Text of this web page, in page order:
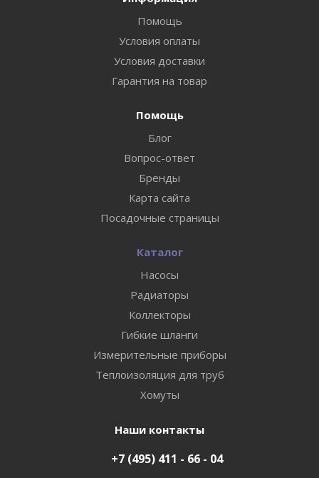
Помощь
Условия оплаты
Условия доставки
Гарантия на товар
Помощь
Блог
Вопрос-ответ
Бренды
Карта сайта
Посадочные страницы
Каталог
Насосы
Радиаторы
Коллекторы
Гибкие шланги
Измерительные приборы
Теплоизоляция для труб
Хомуты
Наши контакты
+7 (495) 411 - 66 - 04